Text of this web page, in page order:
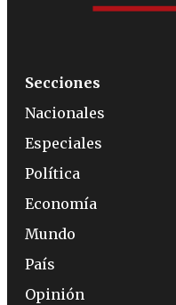
Secciones
Nacionales
Especiales
Política
Economía
Mundo
País
Opinión